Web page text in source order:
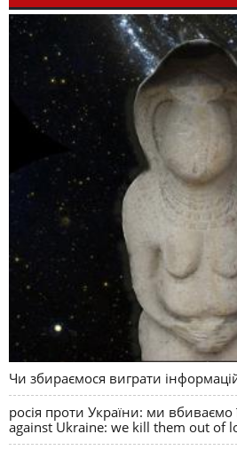
Чи збираємося виграти
росія проти України: ми вбиваємо
against Ukraine: we kill them out of